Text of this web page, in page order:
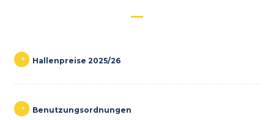
Hallenpreise 2025/26
Benutzungsordnungen